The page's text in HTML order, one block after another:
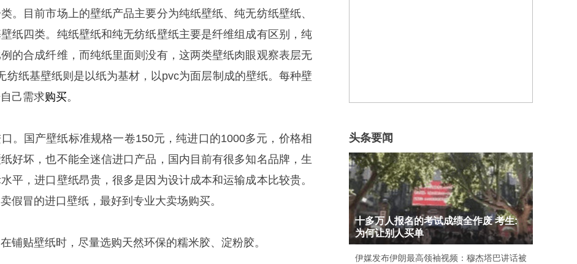
。目前市场上的壁纸产品主要分为纯纸壁纸、纯无纺纸壁纸、
纸四类。纯纸壁纸和纯无纺纸壁纸主要是纤维组成有区别，纯
的合成纤维，而纯纸里面则没有，这两类壁纸肉眼观察表层无
纺纸基壁纸则是以纸为基材，以pvc为面层制成的壁纸。每种壁
己需求购买。
。国产壁纸标准规格一卷150元，纯进口的1000多元，价格相
好坏，也不能全迷信进口产品，国内目前有很多知名品牌，生
平，进口壁纸昂贵，很多是因为设计成本和运输成本比较贵。
假冒的进口壁纸，最好到专业大卖场购买。
铺贴壁纸时，尽量选购天然环保的糯米胶、淀粉胶。
头条要闻
十多万人报名的考试成绩全作废 考生:
为何让别人买单
伊媒发布伊朗最高领袖视频：穆杰塔巴讲话被